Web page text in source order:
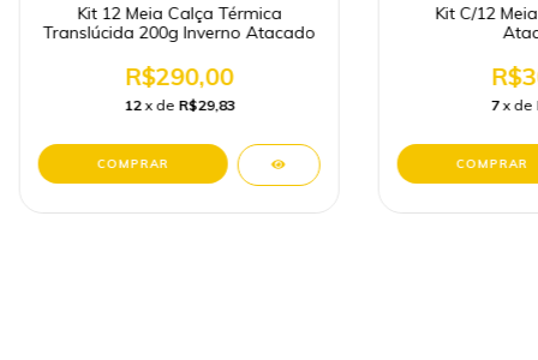
Kit 12 Meia Calça Térmica
Translúcida 200g Inverno Atacado
R$290,00
12 x de R$29,83
Kit C/12
7 x de